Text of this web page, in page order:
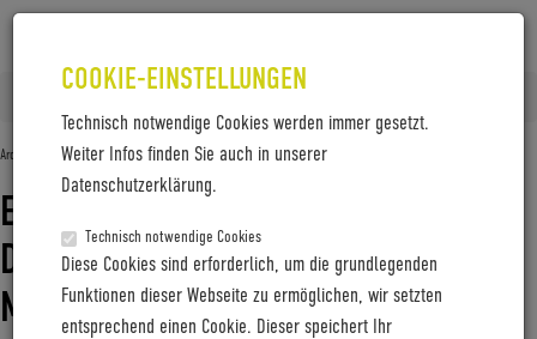
COOKIE-EINSTELLUNGEN
Technisch notwendige Cookies werden immer gesetzt.
Weiter Infos finden Sie auch in unserer
Datenschutzerklärung.
Technisch notwendige Cookies
Diese Cookies sind erforderlich, um die grundlegenden
Funktionen dieser Webseite zu ermöglichen, wir setzten
entsprechend einen Cookie. Dieser speichert Ihr
2018 Februar
Archiv für den Monat: Februar 2018
EIN REISERAD IM KOFFERFORMAT –
DAS SELBSTLADENDE E-BIKE ZUM
MITNEHMEN